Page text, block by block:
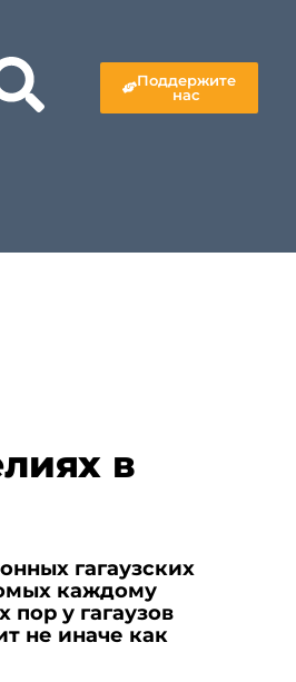
Поддержите
нас
в
гагаузских
каждому
пор у гагаузов
не иначе как